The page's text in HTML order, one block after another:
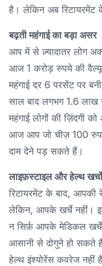
है। लेकिन अब रिटायरमेंट
बढ़ती महंगाई का बड़ा असर
आप में से ज़्यादातर लोग
आज 1 करोड़ रुपये की वैल्यू
महंगाई दर 6 परसेंट पर
साल बाद लगभग 1.6 लाख
महंगाई लोगों की ज़िंदगी
आज आप जो चीज़ 100
दाम देने पड़ सकते हैं।
लाइफ़स्टाइल और हेल्थ
रिटायरमेंट के बाद, आपकी
लेकिन, आपके खर्चे नहीं।
न सिर्फ़ आपके मेडिकल
आसानी से दोगुने हो सकते
हेल्थ इंश्योरेंस कवरेज नहीं